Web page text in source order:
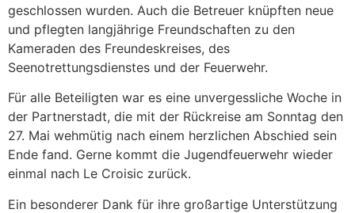
geschlossen wurden. Auch die Betreuer knüpften neue
und pflegten langjährige Freundschaften zu den
Kameraden des Freundeskreises, des
Seenotrettungsdienstes und der Feuerwehr.
Für alle Beteiligten war es eine unvergessliche Woche in
der Partnerstadt, die mit der Rückreise am Sonntag den
27. Mai wehmütig nach einem herzlichen Abschied sein
Ende fand. Gerne kommt die Jugendfeuerwehr wieder
einmal nach Le Croisic zurück.
Ein besonderer Dank für ihre großartige Unterstützung